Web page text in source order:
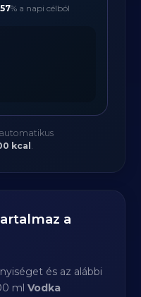
57% a napi célból
kcal .
a
és az alábbi
mlVodka